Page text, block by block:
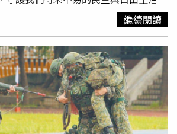
否真的會入侵台灣，長久以來一直是台
隨著賴清德當選總統，這個問題再度被
灣從未屬於中國，他所屬的民進黨也因
勢力」。中國國防部甚至譴責「 漢光演
的鬧劇」。依據中華人民共和國法律，
法理台獨，北京將採取「非和平手
，台灣已經是主權獨立國家，不需要額
中國頻繁派遣軍機與軍艦進入台灣周邊
力不斷升高。外界專家對中國是否會在
及違憲的問題，行政院預計在送出總預
續將依照司法院大法官的釋憲結果，若
齊；倘有違憲，將另循其他方式照顧國
英文任內最後1年為軍公教加薪4％，
薪3％，政府將持續完善對國軍官兵的
除對外軍事採購，也會持續支持國防
盟國家共同合作，從研發設計到生產製
國防力量，也能帶動軍工產業發展，讓
支援國軍、強化國防力量，這才是永續
達格蘭論壇：2025印太安全對話開幕
格蘭論壇已經邁入第9屆，每一年，世
學者，都一起在這個重要平台上，針對
面向，交流對話。賴清德表示，今年的
：印太區域安全、民主陣營的全社會防
技與產業外交的戰略整合。他說，這
國家發展方向緊密相連，相信透過今年
球的民主夥伴，凝聚更大的共識，一起
界更繁榮。賴清德指出，過去一年，國
繼續閱讀